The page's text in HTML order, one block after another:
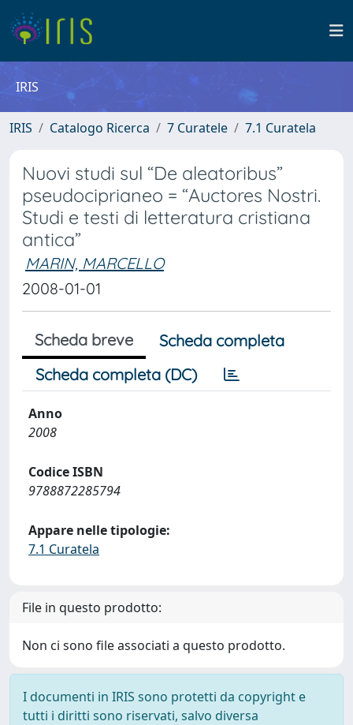
IRIS
IRIS Catalogo Ricerca 7 Curatele 7.1 Curatela
Nuovi studi sul “De aleatoribus”
pseudociprianeo = “Auctores Nostri.
Studi e testi di letteratura cristiana
antica”
MARIN, MARCELLO
2008-01-01
Scheda breve
Scheda completa
Scheda completa (DC)
Anno
2008
Codice ISBN
9788872285794
Appare nelle tipologie:
7.1 Curatela
File in questo prodotto:
Non ci sono file associati a questo prodotto.
I documenti in IRIS sono protetti da copyright e
tutti i diritti sono riservati, salvo diversa